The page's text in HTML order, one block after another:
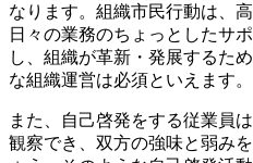
なります。組織市民行動は、
日々の業務のちょっとしたサ
し、組織が革新・発展するた
な組織運営は必須といえます。
また、自己啓発をする従業員
観察でき、双方の強味と弱み